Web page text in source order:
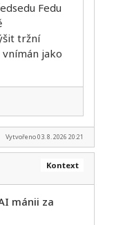
Fedu
tržní
jako
Vytvořeno 03. 8. 2026 20:21
Kontext
mánii za